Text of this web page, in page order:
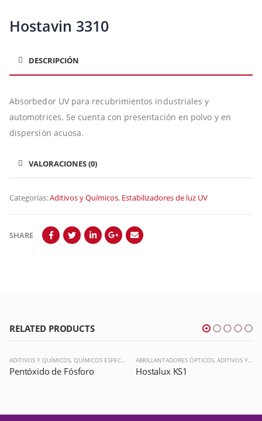
Hostavin 3310
DESCRIPCIÓN
Absorbedor UV para recubrimientos industriales y
automotrices. Se cuenta con presentación en polvo y en
dispersión acuosa.
VALORACIONES (0)
Categorías:Aditivos y Químicos, Estabilizadores de luz UV
SHARE
RELATED PRODUCTS
ADITIVOS Y QUÍMICOS, QUÍMICOS ESPECIALES
Pentóxido de Fósforo
ABRILLANTADORES ÓPTICOS, ADITIVOS Y QUÍMICOS
Hostalux KS1